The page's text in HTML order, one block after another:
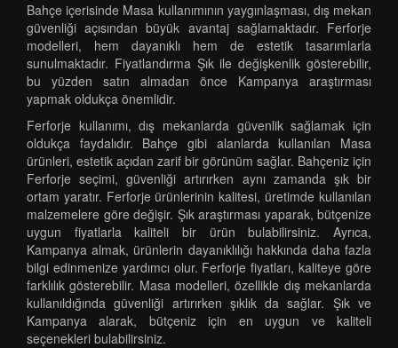
Bahçe içerisinde Masa kullanımının yaygınlaşması, dış mekan
güvenliği açısından büyük avantaj sağlamaktadır. Ferforje
modelleri, hem dayanıklı hem de estetik tasarımlarla
sunulmaktadır. Fiyatlandırma Şık ile değişkenlik gösterebilir,
bu yüzden satın almadan önce Kampanya araştırması
yapmak oldukça önemlidir.
Ferforje kullanımı, dış mekanlarda güvenlik sağlamak için
oldukça faydalıdır. Bahçe gibi alanlarda kullanılan Masa
ürünleri, estetik açıdan zarif bir görünüm sağlar. Bahçeniz için
Ferforje seçimi, güvenliği artırırken aynı zamanda şık bir
ortam yaratır. Ferforje ürünlerinin kalitesi, üretimde kullanılan
malzemelere göre değişir. Şık araştırması yaparak, bütçenize
uygun fiyatlarla kaliteli bir ürün bulabilirsiniz. Ayrıca,
Kampanya almak, ürünlerin dayanıklılığı hakkında daha fazla
bilgi edinmenize yardımcı olur. Ferforje fiyatları, kaliteye göre
farklılık gösterebilir. Masa modelleri, özellikle dış mekanlarda
kullanıldığında güvenliği artırırken şıklık da sağlar. Şık ve
Kampanya alarak, bütçeniz için en uygun ve kaliteli
seçenekleri bulabilirsiniz.